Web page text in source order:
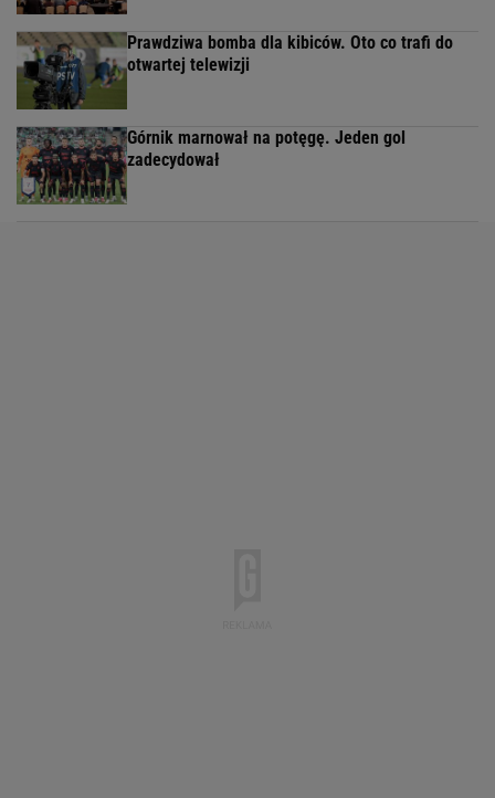
Prawdziwa bomba dla kibiców. Oto co trafi do
otwartej telewizji
Górnik marnował na potęgę. Jeden gol
zadecydował